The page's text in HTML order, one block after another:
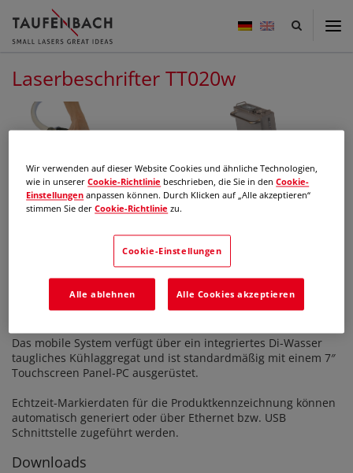
great
ideas
Laserbeschrifter TT020w
Laserbeschrifter TW020ip-SK8 Laserversorgungseinheit TT020w
Der Laserbeschrifter TT020 ist für das Produktkennzeichnen
am Fließband ausgelegt. Mit Edelstahlgehäuse und Schutzart
IP65/53 kann das System sowohl im Lebensmittelbereich als
auch in rauer Industrieumgebung eingesetzt werden.
Das mobile System verfügt über ein integriertes Di-Wasser
taugliches Kühlaggregat und ist standardmäßig mit einem 7″
Touchscreen Panel-PC ausgerüstet.
Echtzeit-Markierdaten für die Produktkennzeichnung können
automatisch generiert oder über Ethernet bzw. USB
Schnittstelle zugeführt werden.
Downloads
Wir verwenden auf dieser Website Cookies und ähnliche Technologien,
wie in unsererCookie-Richtlinie beschrieben, die Sie in denCookie-
Einstellungen anpassen können. Durch Klicken auf „Alle akzeptieren“
stimmen Sie derCookie-Richtlinie zu.
Cookie-Einstellungen
Alle ablehnen Alle Cookies akzeptieren